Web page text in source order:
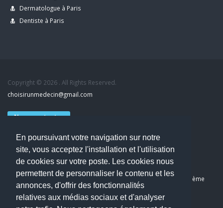
En poursuivant votre navigation sur notre
site, vous acceptez l'installation et l'utilisation
de cookies sur votre poste. Les cookies nous
permettent de personnaliser le contenu et les
annonces, d'offrir des fonctionnalités
relatives aux médias sociaux et d'analyser
Dermatologue à Paris
Dentiste à Paris
Copyright © 2026 . All Rights Reserved.
choisirunmedecin@gmail.com
Nous contacter
Accueil
Blog
Mon compte
Dernier avis : Kassab Mourad, Chirurgien orthopédiste à Paris 11ème
Mentions légales
Politique de confidentialité